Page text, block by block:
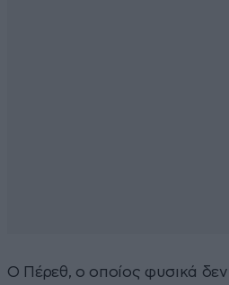
Ο Πέρεθ, ο οποίος φυσικά δεν